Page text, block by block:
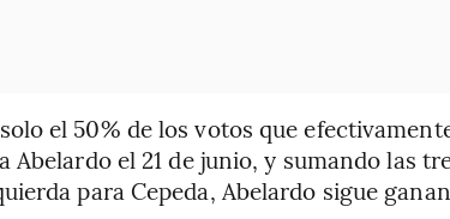
el 50% de los votos que
Abelardo el 21 de junio, y sumando las
para Cepeda, Abelardo sigue